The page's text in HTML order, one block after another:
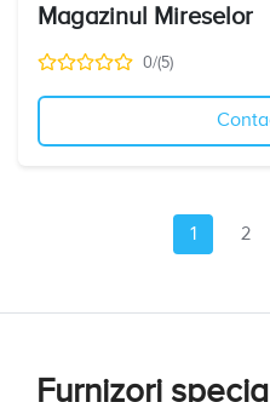
Magazinul Mireselor
0/(5)
1 2
Furnizori